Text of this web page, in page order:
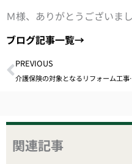
Ｍ様、ありがとうございまし
ブログ記事一覧→
Prev
PREVIOUS
介護保険の
関連記事